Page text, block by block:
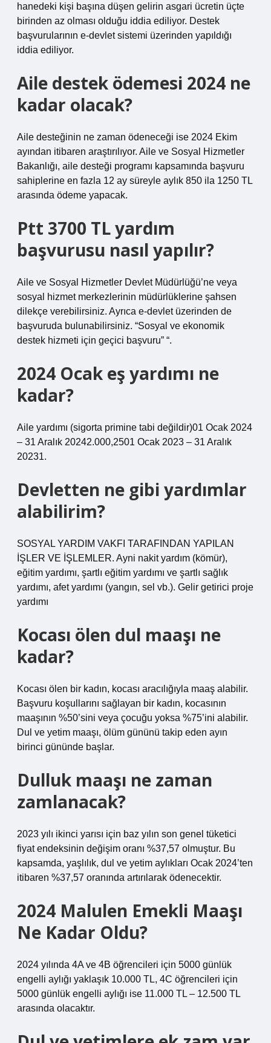
hanedeki kişi başına düşen gelirin asgari ücretin üçte
birinden az olması olduğu iddia ediliyor. Destek
başvurularının e-devlet sistemi üzerinden yapıldığı
iddia ediliyor.
Aile destek ödemesi 2024 ne
kadar olacak?
Aile desteğinin ne zaman ödeneceği ise 2024 Ekim
ayından itibaren araştırılıyor. Aile ve Sosyal Hizmetler
Bakanlığı, aile desteği programı kapsamında başvuru
sahiplerine en fazla 12 ay süreyle aylık 850 ila 1250 TL
arasında ödeme yapacak.
Ptt 3700 TL yardım
başvurusu nasıl yapılır?
Aile ve Sosyal Hizmetler Devlet Müdürlüğü’ne veya
sosyal hizmet merkezlerinin müdürlüklerine şahsen
dilekçe verebilirsiniz. Ayrıca e-devlet üzerinden de
başvuruda bulunabilirsiniz. “Sosyal ve ekonomik
destek hizmeti için geçici başvuru” “.
2024 Ocak eş yardımı ne
kadar?
Aile yardımı (sigorta primine tabi değildir)01 Ocak 2024
– 31 Aralık 20242.000,2501 Ocak 2023 – 31 Aralık
20231.
Devletten ne gibi yardımlar
alabilirim?
SOSYAL YARDIM VAKFI TARAFINDAN YAPILAN
İŞLER VE İŞLEMLER. Ayni nakit yardım (kömür),
eğitim yardımı, şartlı eğitim yardımı ve şartlı sağlık
yardımı, afet yardımı (yangın, sel vb.). Gelir getirici proje
yardımı
Kocası ölen dul maaşı ne
kadar?
Kocası ölen bir kadın, kocası aracılığıyla maaş alabilir.
Başvuru koşullarını sağlayan bir kadın, kocasının
maaşının %50’sini veya çocuğu yoksa %75’ini alabilir.
Dul ve yetim maaşı, ölüm gününü takip eden ayın
birinci gününde başlar.
Dulluk maaşı ne zaman
zamlanacak?
2023 yılı ikinci yarısı için baz yılın son genel tüketici
fiyat endeksinin değişim oranı %37,57 olmuştur. Bu
kapsamda, yaşlılık, dul ve yetim aylıkları Ocak 2024’ten
itibaren %37,57 oranında artırılarak ödenecektir.
2024 Malulen Emekli Maaşı
Ne Kadar Oldu?
2024 yılında 4A ve 4B öğrencileri için 5000 günlük
engelli aylığı yaklaşık 10.000 TL, 4C öğrencileri için
5000 günlük engelli aylığı ise 11.000 TL – 12.500 TL
arasında olacaktır.